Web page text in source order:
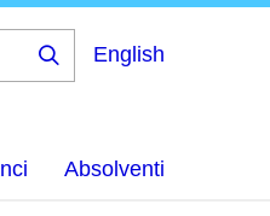
English
Absolventi